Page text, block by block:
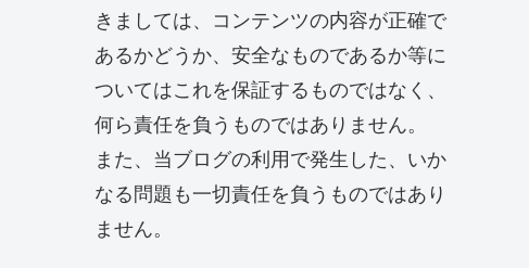
きましては、コンテンツの内容が正確で
あるかどうか、安全なものであるか等に
ついてはこれを保証するものではなく、
何ら責任を負うものではありません。
また、当ブログの利用で発生した、いか
なる問題も一切責任を負うものではあり
ません。